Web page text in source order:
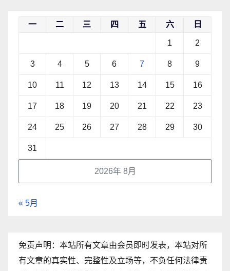
2026年 8月
一 二 三 四 五 六 日
1 2
3 4 5 6 7 8 9
10 11 12 13 14 15 16
17 18 19 20 21 22 23
24 25 26 27 28 29 30
31
« 5月
免责声明：本站所有文章由会员即时发表，本站对所
有文章的真实性、完整性及立场等，不负任何法律责